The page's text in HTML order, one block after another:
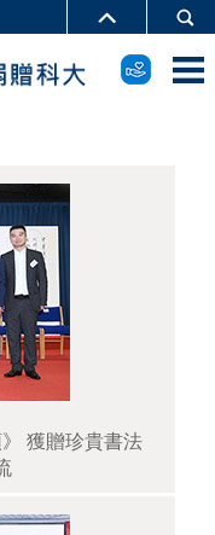
獲贈珍貴書法